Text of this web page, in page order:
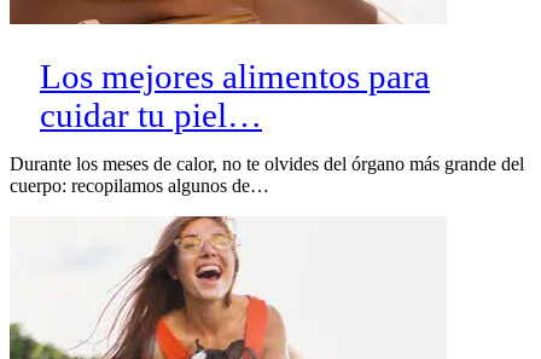
Los mejores alimentos para
cuidar tu piel…
Durante los meses de calor, no te olvides del órgano más grande del
cuerpo: recopilamos algunos de…